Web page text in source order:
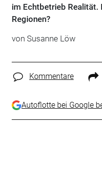
im Echtbetrieb Realität.
Regionen?
von Susanne Löw
Kommentare
Autoflotte bei Google